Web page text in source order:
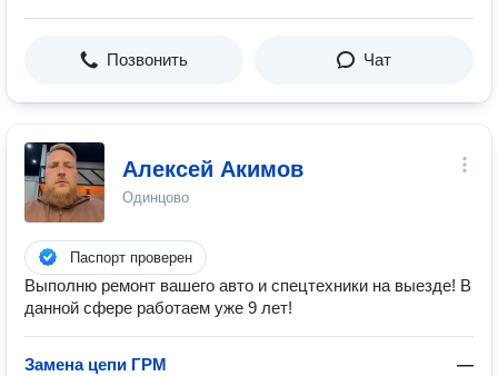
Позвонить Чат
Алексей Акимов
Одинцово
Паспорт проверен
Выполню ремонт вашего авто и спецтехники на выезде! В
данной сфере работаем уже 9 лет!
Замена цепи ГРМ —